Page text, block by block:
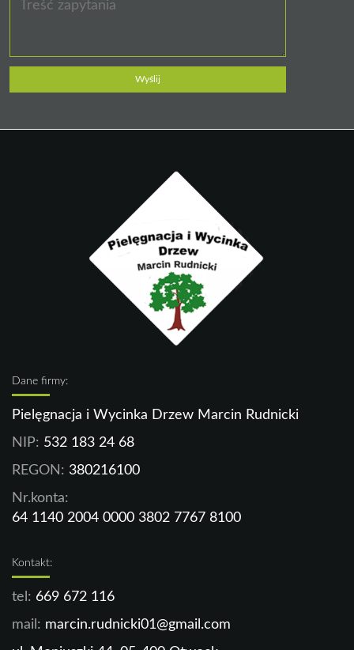
Dane firmy:
Pielęgnacja i Wycinka Drzew Marcin Rudnicki
NIP: 532 183 24 68
REGON: 380216100
Nr.konta:
64 1140 2004 0000 3802 7767 8100
Kontakt:
tel: 669 672 116
mail: marcin.rudnicki01@gmail.com